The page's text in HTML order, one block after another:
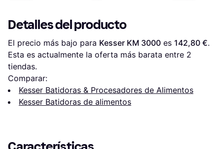
Detalles del producto
El precio más bajo para Kesser KM 3000 es 142,80 €.
Esta es actualmente la oferta más barata entre 2
tiendas.
Comparar:
Kesser Batidoras & Procesadores de Alimentos
Kesser Batidoras de alimentos